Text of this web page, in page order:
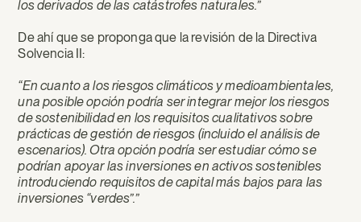
los derivados de las catástrofes naturales.”
De ahí que se proponga que la revisión de la Directiva
Solvencia II:
“En cuanto a los riesgos climáticos y medioambientales,
una posible opción podría ser integrar mejor los riesgos
de sostenibilidad en los requisitos cualitativos sobre
prácticas de gestión de riesgos (incluido el análisis de
escenarios). Otra opción podría ser estudiar cómo se
podrían apoyar las inversiones en activos sostenibles
introduciendo requisitos de capital más bajos para las
inversiones “verdes”.”